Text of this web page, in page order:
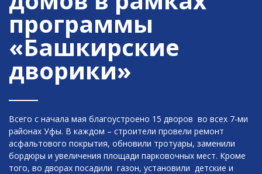
программы
«Башкирские
дворики»
Всего с начала мая благоустроено 15 дворов во всех 7-ми
районах Уфы. В каждом – строители провели ремонт
асфальтового покрытия, обновили тротуары, заменили
бордюры и увеличения площади парковочных мест. Кроме
того, во дворах посадили газон, установили детские и